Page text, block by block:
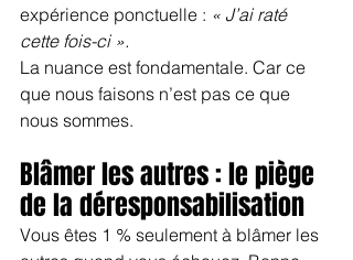
expérience ponctuelle : « J’ai raté
cette fois-ci ».
La nuance est fondamentale. Car ce
que nous faisons n’est pas ce que
nous sommes.
Blâmer les autres : le piège
de la déresponsabilisation
Vous êtes 1 % seulement à blâmer les